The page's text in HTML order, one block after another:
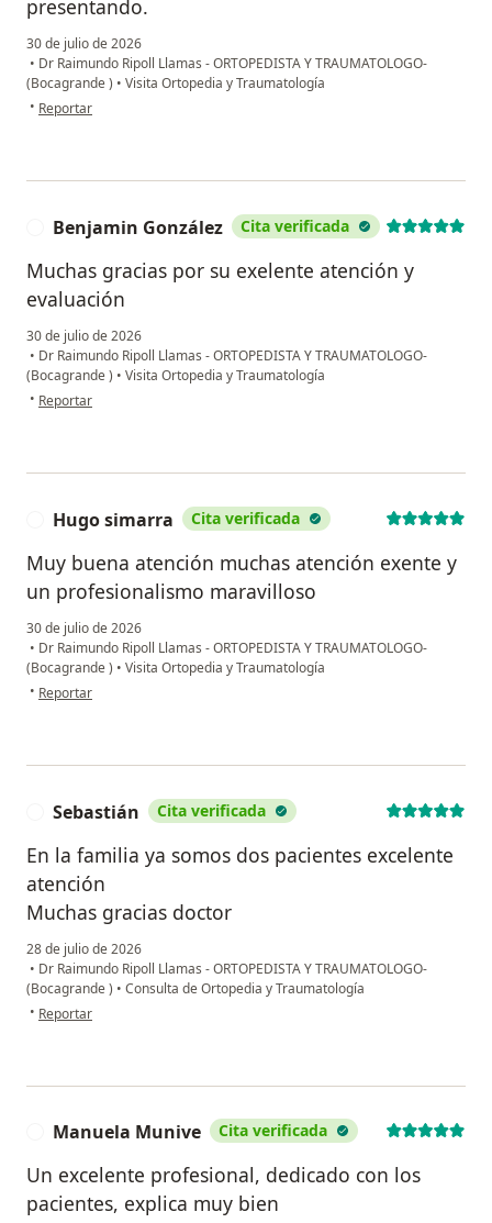
presentando.
30 de julio de 2026
• Dr Raimundo Ripoll Llamas - ORTOPEDISTA Y TRAUMATOLOGO-
(Bocagrande ) • Visita Ortopedia y Traumatología
• en opinión del usuario Gisellys karina martinez contreras
Reportar
Benjamin González Cita verificada
Muchas gracias por su exelente atención y
evaluación
30 de julio de 2026
• Dr Raimundo Ripoll Llamas - ORTOPEDISTA Y TRAUMATOLOGO-
(Bocagrande ) • Visita Ortopedia y Traumatología
• en opinión del usuario Benjamin González
Reportar
Hugo simarra Cita verificada
Muy buena atención muchas atención exente y
un profesionalismo maravilloso
30 de julio de 2026
• Dr Raimundo Ripoll Llamas - ORTOPEDISTA Y TRAUMATOLOGO-
(Bocagrande ) • Visita Ortopedia y Traumatología
• en opinión del usuario Hugo simarra
Reportar
Sebastián Cita verificada
En la familia ya somos dos pacientes excelente
atención
Muchas gracias doctor
28 de julio de 2026
• Dr Raimundo Ripoll Llamas - ORTOPEDISTA Y TRAUMATOLOGO-
(Bocagrande ) • Consulta de Ortopedia y Traumatología
• en opinión del usuario Sebastián
Reportar
Manuela Munive Cita verificada
Un excelente profesional, dedicado con los
pacientes, explica muy bien